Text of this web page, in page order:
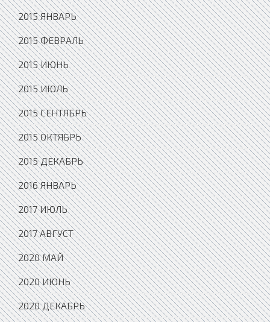
2015 ЯНВАРЬ
2015 ФЕВРАЛЬ
2015 ИЮНЬ
2015 ИЮЛЬ
2015 СЕНТЯБРЬ
2015 ОКТЯБРЬ
2015 ДЕКАБРЬ
2016 ЯНВАРЬ
2017 ИЮЛЬ
2017 АВГУСТ
2020 МАЙ
2020 ИЮНЬ
2020 ДЕКАБРЬ